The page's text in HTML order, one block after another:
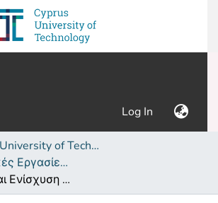
Log In (current)
Cyprus University of Technology (Research Output)
Μεταπτυχιακές Εργασίες/ Master's thesis
Αποτίμηση και Ενίσχυση Κατασκευών από Φέρουσα Τοιχοποιία